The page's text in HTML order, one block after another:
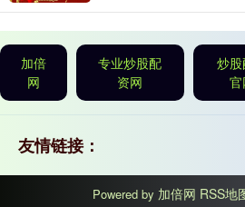
加倍
网
专业炒股配
资网
炒
官
友情链接：
Powered by 加倍网 RSS地